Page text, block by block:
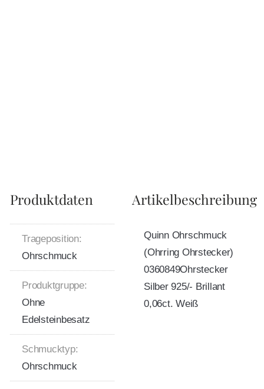
Produktdaten
Trageposition:
Ohrschmuck
Produktgruppe:
Ohne
Edelsteinbesatz
Schmucktyp:
Ohrschmuck
Artikelbeschreibung
Quinn Ohrschmuck
(Ohrring Ohrstecker)
0360849Ohrstecker
Silber 925/- Brillant
0,06ct. Weiß